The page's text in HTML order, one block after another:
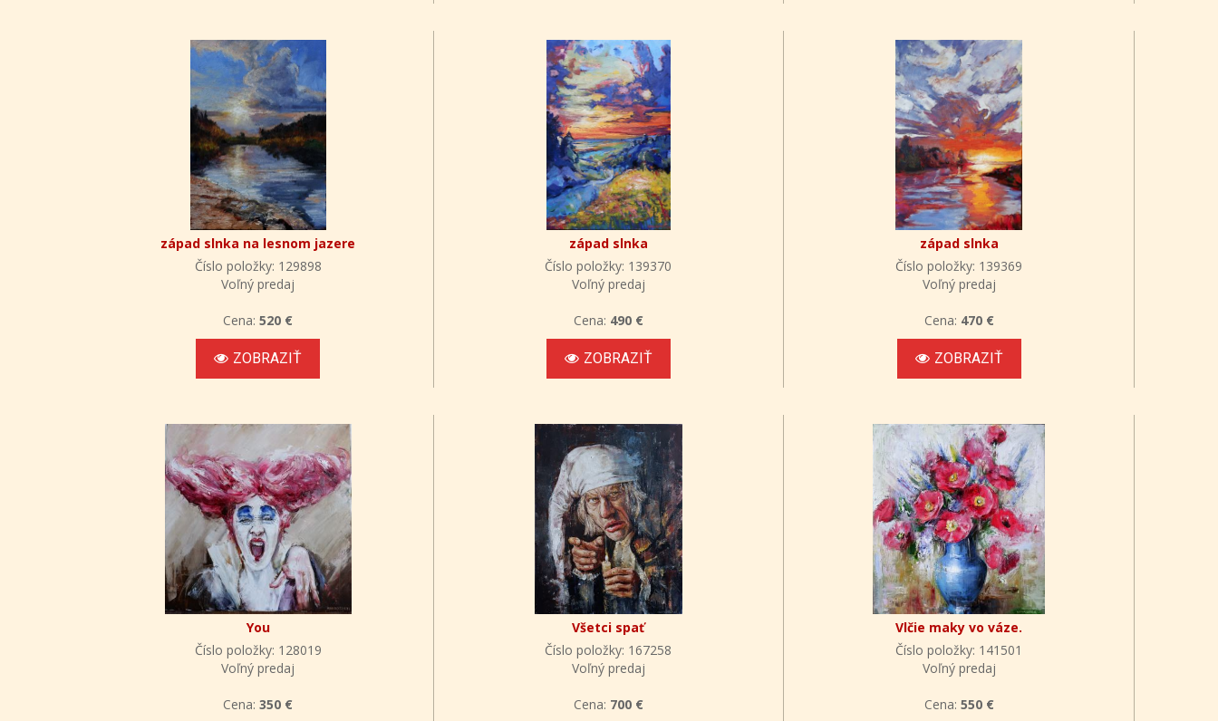
západ slnka na lesnom jazere
Číslo položky: 129898
Voľný predaj
Cena:520 €
ZOBRAZIŤ
západ slnka
Číslo položky: 139370
Voľný predaj
Cena: 490 €
ZOBRAZIŤ
západ slnka
Číslo položky: 139369
Voľný predaj
Cena: 470 €
ZOBRAZIŤ
You
Číslo položky: 128019
Voľný predaj
Cena:350 €
Všetci spať
Číslo položky: 167258
Voľný predaj
Cena: 700 €
Vlčie maky vo váze.
Číslo položky: 141501
Voľný predaj
Cena: 550 €